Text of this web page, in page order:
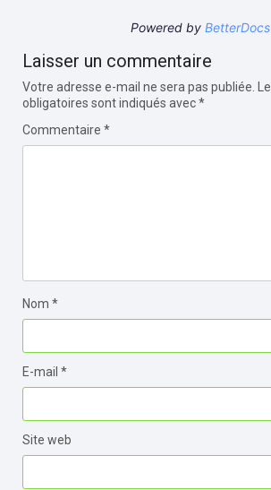
Powered by BetterDocs
Laisser un commentaire
Votre adresse e-mail ne sera pas publiée.
obligatoires sont indiqués avec*
Commentaire *
Nom *
E-mail *
Site web